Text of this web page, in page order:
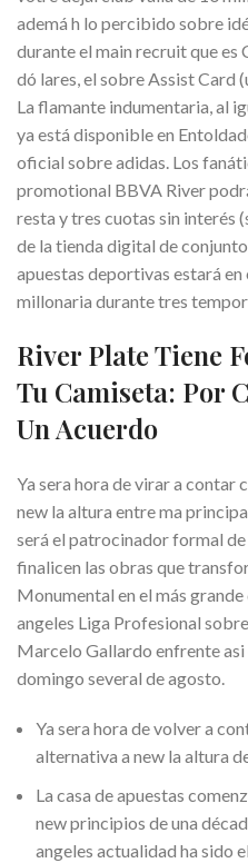
ademá h lo percibido sobre
durante el main recruit que es
dó lares, el sobre Assist Card
La flamante indumentaria, al
ya está disponible en
oficial sobre adidas. Los
promotional BBVA River
resta y tres cuotas sin interés
de la tienda digital de
apuestas deportivas estará
millonaria durante tres
River Plate Tiene
Tu Camiseta: Por
Un Acuerdo
Ya sera hora de virar a contar
new la altura entre ma
será el patrocinador formal
finalicen las obras que
Monumental en el más grande
angeles Liga Profesional
Marcelo Gallardo enfrente
domingo several de agosto.
Ya sera hora de volver a
alternativa a new la altura
La casa de apuestas
new principios de una
angeles actualidad ha sido